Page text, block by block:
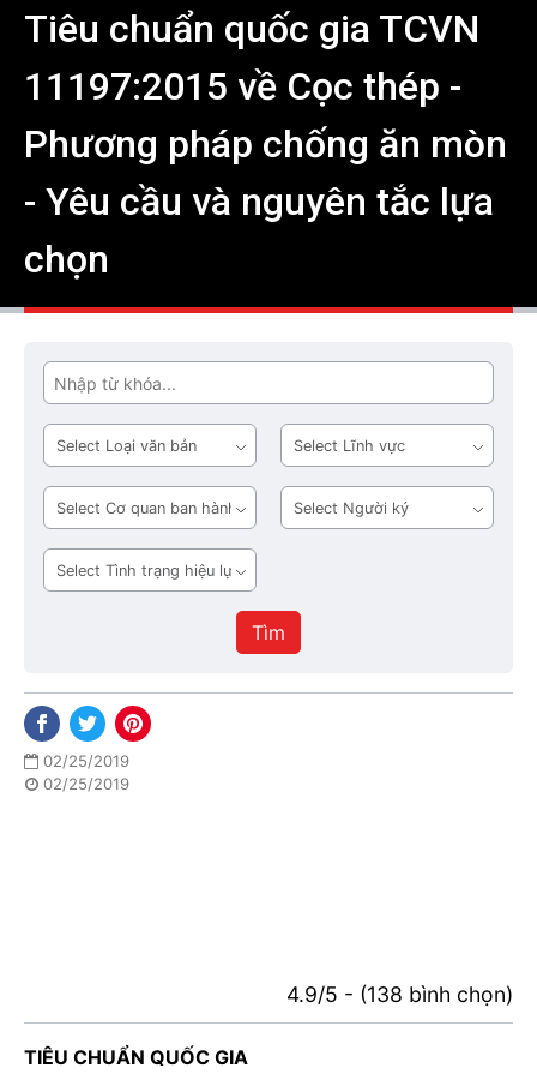
Tiêu chuẩn quốc gia TCVN
11197:2015 về Cọc thép -
Phương pháp chống ăn mòn
- Yêu cầu và nguyên tắc lựa
chọn
Tìm
Loại
văn
bản
Lĩnh
vực
Cơ
quan
ban
hành
Người
ký
Tình
trạng
Tìm
02/25/2019
02/25/2019
4.9/5 - (138 bình chọn)
TIÊU CHUẨN QUỐC GIA